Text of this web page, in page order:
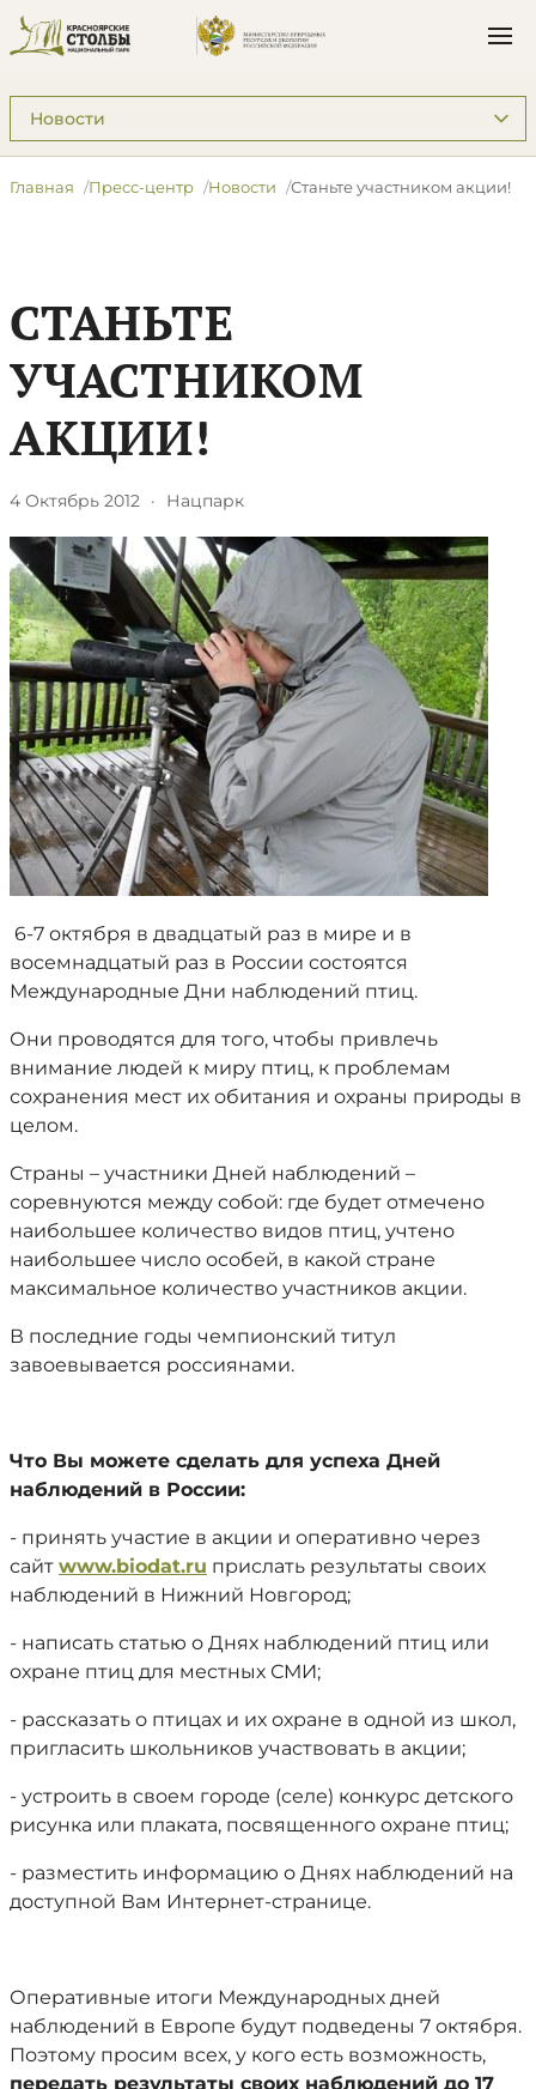
Подразделы: Пресс-центр
Главная Пресс-центр Новости Станьте участником акции!
СТАНЬТЕ
УЧАСТНИКОМ
АКЦИИ!
4 Октябрь 2012 · Нацпарк
6-7 октября в двадцатый раз в мире и в
восемнадцатый раз в России состоятся
Международные Дни наблюдений птиц.
Они проводятся для того, чтобы привлечь
внимание людей к миру птиц, к проблемам
сохранения мест их обитания и охраны природы в
целом.
Страны – участники Дней наблюдений –
соревнуются между собой: где будет отмечено
наибольшее количество видов птиц, учтено
наибольшее число особей, в какой стране
максимальное количество участников акции.
В последние годы чемпионский титул
завоевывается россиянами.
Что Вы можете сделать для успеха Дней
наблюдений в России:
- принять участие в акции и оперативно через
сайт www.biodat.ru прислать результаты своих
наблюдений в Нижний Новгород;
- написать статью о Днях наблюдений птиц или
охране птиц для местных СМИ;
- рассказать о птицах и их охране в одной из школ,
пригласить школьников участвовать в акции;
- устроить в своем городе (селе) конкурс детского
рисунка или плаката, посвященного охране птиц;
- разместить информацию о Днях наблюдений на
доступной Вам Интернет-странице.
Оперативные итоги Международных дней
наблюдений в Европе будут подведены 7 октября.
Поэтому просим всех, у кого есть возможность,
передать результаты своих наблюдений до 17